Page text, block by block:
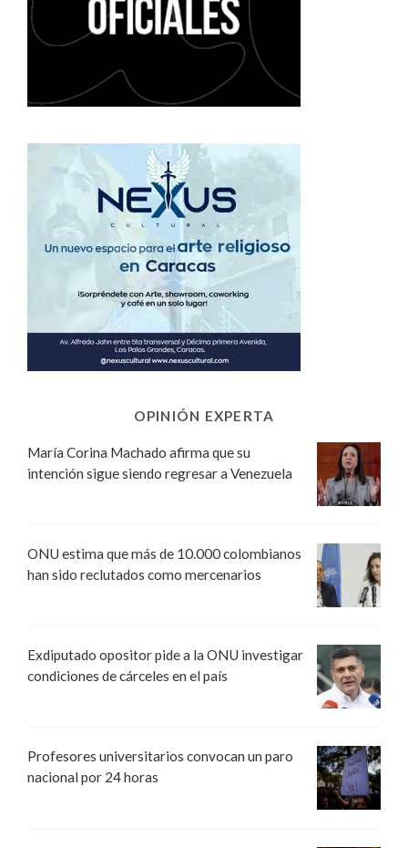
OPINIÓN EXPERTA
María Corina Machado afirma que su
intención sigue siendo regresar a Venezuela
ONU estima que más de 10.000 colombianos
han sido reclutados como mercenarios
Exdiputado opositor pide a la ONU investigar
condiciones de cárceles en el país
Profesores universitarios convocan un paro
nacional por 24 horas